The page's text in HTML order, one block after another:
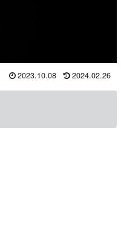
2023.10.08 2024.02.26